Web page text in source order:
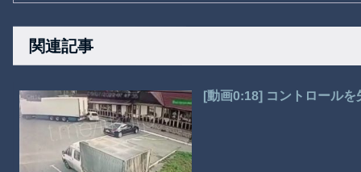
関連記事
[動画0:18] コントロール